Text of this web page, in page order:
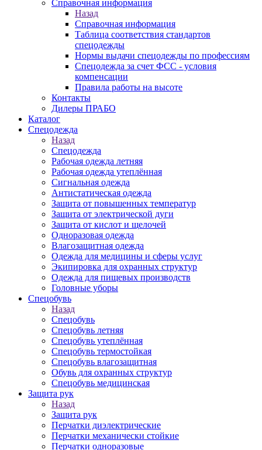
Справочная информация
Назад
Справочная информация
Таблица соответствия стандартов
спецодежды
Нормы выдачи спецодежды по профессиям
Спецодежда за счет ФСС - условия
компенсации
Правила работы на высоте
Контакты
Дилеры ПРАБО
Каталог
Спецодежда
Назад
Спецодежда
Рабочая одежда летняя
Рабочая одежда утеплённая
Сигнальная одежда
Антистатическая одежда
Защита от повышенных температур
Защита от электрической дуги
Защита от кислот и щелочей
Одноразовая одежда
Влагозащитная одежда
Одежда для медицины и сферы услуг
Экипировка для охранных структур
Одежда для пищевых производств
Головные уборы
Спецобувь
Назад
Спецобувь
Спецобувь летняя
Спецобувь утеплённая
Спецобувь термостойкая
Спецобувь влагозащитная
Обувь для охранных структур
Спецобувь медицинская
Защита рук
Назад
Защита рук
Перчатки диэлектрические
Перчатки механически стойкие
Перчатки одноразовые